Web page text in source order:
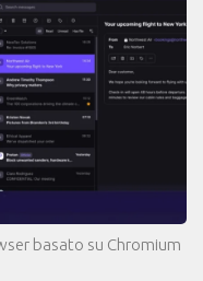
basato su Chromium